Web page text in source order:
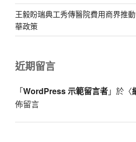
王毅盼瑞典工秀傳醫院費用商界推
華政策
近期留言
「WordPress 示範留言者」於〈
佈留言